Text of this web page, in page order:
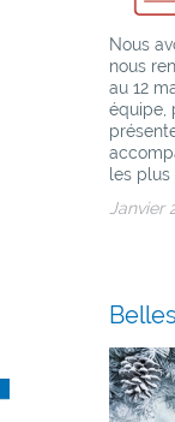
Nous
nous
au 12
équipe,
les plus
Janvier